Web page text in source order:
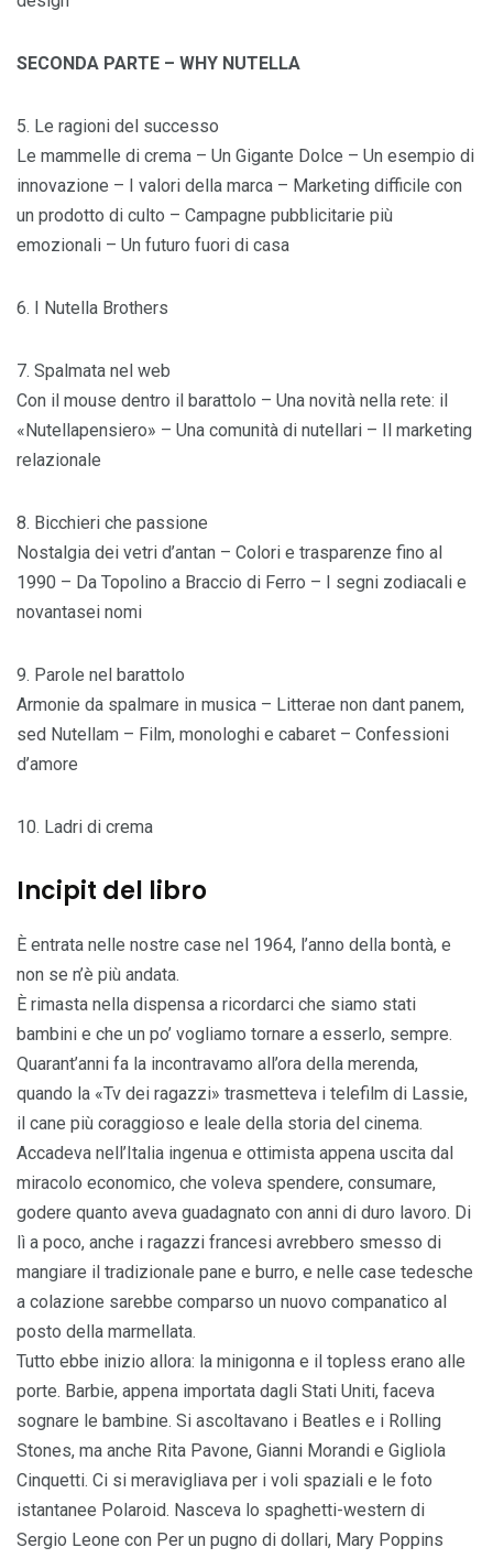
SECONDA PARTE – WHY NUTELLA
5. Le ragioni del successo
Le mammelle di crema – Un Gigante Dolce – Un esempio di
innovazione – I valori della marca – Marketing difficile con
un prodotto di culto – Campagne pubblicitarie più
emozionali – Un futuro fuori di casa
6. I Nutella Brothers
7. Spalmata nel web
Con il mouse dentro il barattolo – Una novità nella rete: il
«Nutellapensiero» – Una comunità di nutellari – Il marketing
relazionale
8. Bicchieri che passione
Nostalgia dei vetri d’antan – Colori e trasparenze fino al
1990 – Da Topolino a Braccio di Ferro – I segni zodiacali e
novantasei nomi
9. Parole nel barattolo
Armonie da spalmare in musica – Litterae non dant panem,
sed Nutellam – Film, monologhi e cabaret – Confessioni
d’amore
10. Ladri di crema
Incipit del libro
È entrata nelle nostre case nel 1964, l’anno della bontà, e
non se n’è più andata.
È rimasta nella dispensa a ricordarci che siamo stati
bambini e che un po’ vogliamo tornare a esserlo, sempre.
Quarant’anni fa la incontravamo all’ora della merenda,
quando la «Tv dei ragazzi» trasmetteva i telefilm di Lassie,
il cane più coraggioso e leale della storia del cinema.
Accadeva nell’Italia ingenua e ottimista appena uscita dal
miracolo economico, che voleva spendere, consumare,
godere quanto aveva guadagnato con anni di duro lavoro. Di
lì a poco, anche i ragazzi francesi avrebbero smesso di
mangiare il tradizionale pane e burro, e nelle case tedesche
a colazione sarebbe comparso un nuovo companatico al
posto della marmellata.
Tutto ebbe inizio allora: la minigonna e il topless erano alle
porte. Barbie, appena importata dagli Stati Uniti, faceva
sognare le bambine. Si ascoltavano i Beatles e i Rolling
Stones, ma anche Rita Pavone, Gianni Morandi e Gigliola
Cinquetti. Ci si meravigliava per i voli spaziali e le foto
istantanee Polaroid. Nasceva lo spaghetti-western di
Sergio Leone con Per un pugno di dollari, Mary Poppins